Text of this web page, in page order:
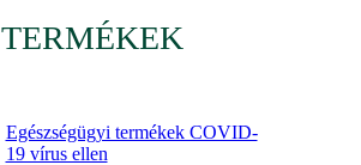
TERMÉKEK
Egészségügyi termékek COVID-
19 vírus ellen